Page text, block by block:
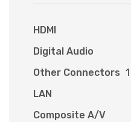
HDMI
Digital Audio
Other Connectors
LAN
Composite A/V